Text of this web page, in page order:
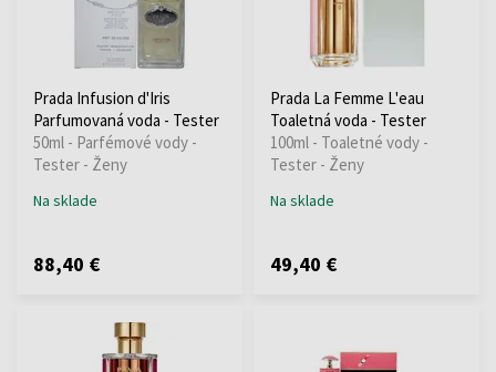
Prada Infusion d'Iris
Parfumovaná voda - Tester
50ml - Parfémové vody -
Tester - Ženy
Na sklade
88,40 €
Prada La Femme L'eau
Toaletná voda - Tester
100ml - Toaletné vody -
Tester - Ženy
Na sklade
49,40 €